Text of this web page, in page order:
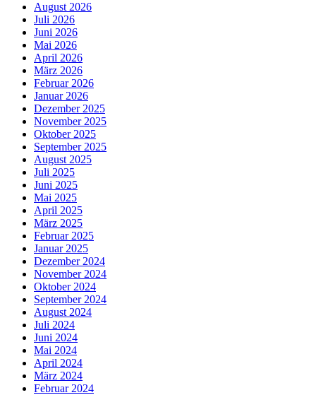
August 2026
Juli 2026
Juni 2026
Mai 2026
April 2026
März 2026
Februar 2026
Januar 2026
Dezember 2025
November 2025
Oktober 2025
September 2025
August 2025
Juli 2025
Juni 2025
Mai 2025
April 2025
März 2025
Februar 2025
Januar 2025
Dezember 2024
November 2024
Oktober 2024
September 2024
August 2024
Juli 2024
Juni 2024
Mai 2024
April 2024
März 2024
Februar 2024